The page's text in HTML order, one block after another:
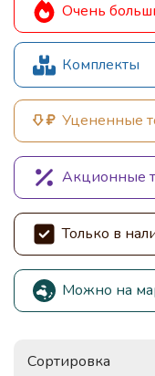
Очень
Комплекты
Уцененные
Акционные
Только в
Можно на
Сортировка